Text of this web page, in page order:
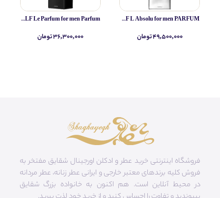
Yves Saint Laurent MYSLF L Absolu for men PARFUM
۴۹,۵۰۰,۰۰۰ تومان
Yves Saint Laurent MYSLF Le Parfum for men Parfum
۳۶,۳۰۰,۰۰۰ تومان
فروشگاه اینترنتی خرید عطر و ادکلن اورجینال شقایق مفتخر به
فروش کلیه برندهای معتبر خارجی و ایرانی عطر زنانه، عطر مردانه
در محیط آنلاین است. هم‌ اکنون به خانواده بزرگ شقایق